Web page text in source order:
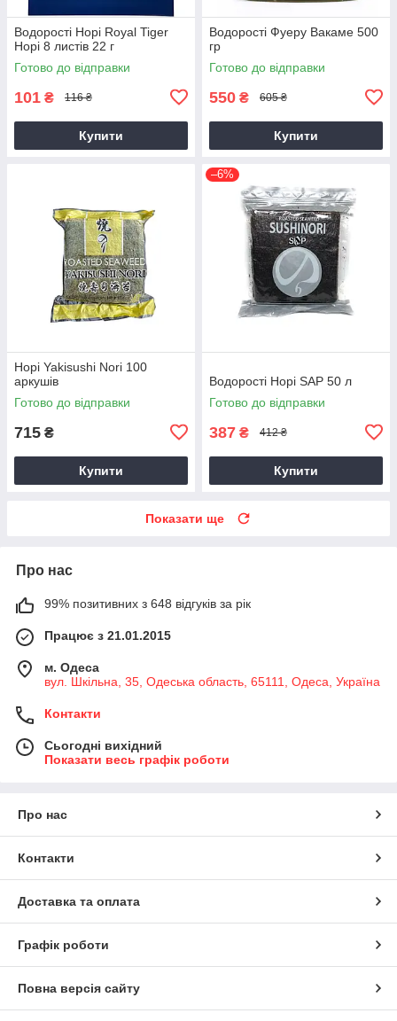
Водорості Норі Royal Tiger
Норі 8 листів 22 г
Готово до відправки
101 ₴ 116 ₴
Купити
Водорості Фуеру Вакаме 500
гр
Готово до відправки
550 ₴ 605 ₴
Купити
Норі Yakisushi Nori 100
аркушів
Готово до відправки
715 ₴
Купити
–6%
Водорості Норі SAP 50 л
Готово до відправки
387 ₴ 412 ₴
Купити
Показати ще
Про нас
99% позитивних з 648 відгуків за рік
Працює з 21.01.2015
м. Одеса
вул. Шкільна, 35, Одеська область, 65111, Одеса, Україна
Контакти
Сьогодні вихідний
Показати весь графік роботи
Про нас
Контакти
Доставка та оплата
Графік роботи
Повна версія сайту